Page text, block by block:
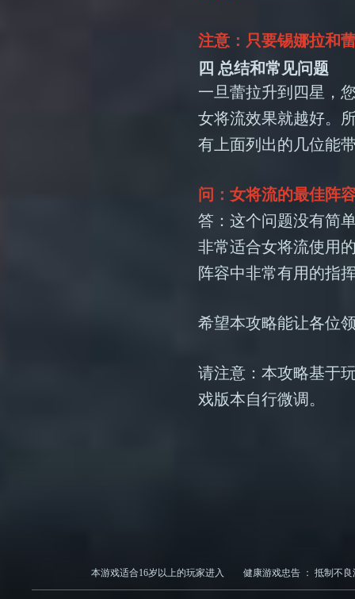
注意：只要锡娜拉和
四 总结和常见问题
一旦蕾拉升到四星，
女将流效果就越好。
有上面列出的几位能
问：女将流的最佳阵
答：这个问题没有简
非常适合女将流使用
阵容中非常有用的指
希望本攻略能让各位
请注意：本攻略基于
戏版本自行微调。
本游戏适合16岁以上的玩家进入 健康游戏忠告 ： 抵制不良